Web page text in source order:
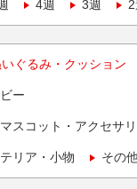
4週 3週 2
ぐるみ・クッション
ー
スコット・アクセサ
リア・小物 その